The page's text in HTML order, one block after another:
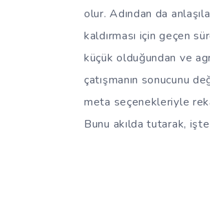
olur. Adından da
kaldırması için geçen
küçük olduğundan ve
çatışmanın sonucunu
meta seçenekleriyle
Bunu akılda tutarak,